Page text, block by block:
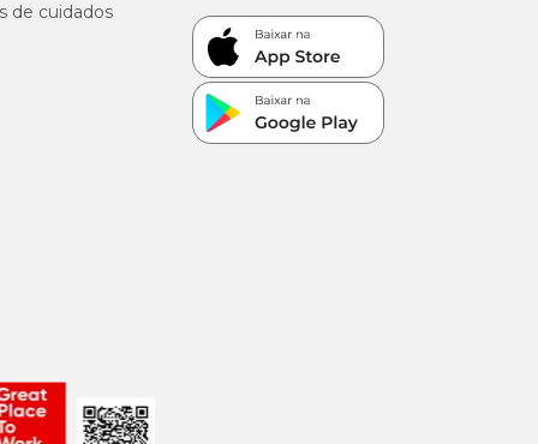
de cuidados